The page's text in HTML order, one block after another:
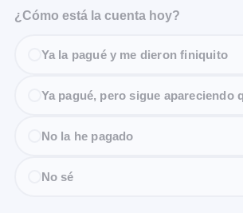
¿Cómo está la cuenta hoy?
Ya la pagué y me dieron finiquito
Ya pagué, pero sigue apareciendo
No la he pagado
No sé